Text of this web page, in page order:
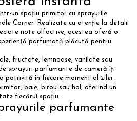
un spațiu primitor cu sprayurile
Corner. Realizate cu atenție la detalii
note olfactive, acestea oferă o
parfumată plăcută pentru
fructate, lemnoase, vanilate sau
sprayuri parfumante de cameră îți
potrivită în fiecare moment al zilei.
baie, birou sau hol, oferind un
fiecărui spațiu.
parfumante